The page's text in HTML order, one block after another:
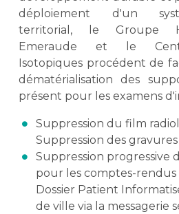
déploiement d'un
territorial, le Groupe
Emeraude et le
Isotopiques procédent de
dématérialisation des
présent pour les examens
Suppression du film
Suppression des gravures
Suppression progressive
pour les comptes-rendus
Dossier Patient
de ville via la messagerie